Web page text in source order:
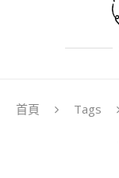
首頁 Tags